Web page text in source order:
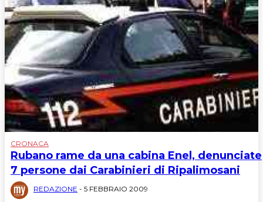
CRONACA
Rubano rame da una cabina Enel, denunciate
7 persone dai Carabinieri di Ripalimosani
REDAZIONE - 5 FEBBRAIO 2009